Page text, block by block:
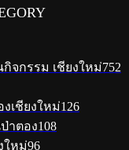
จกรรม เชียงใหม่752
งเชียงใหม่126
าตอง108
ใหม่96